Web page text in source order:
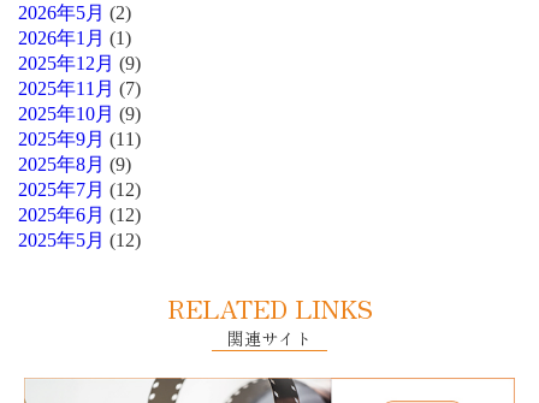
2026年5月 (2)
2026年1月 (1)
2025年12月 (9)
2025年11月 (7)
2025年10月 (9)
2025年9月 (11)
2025年8月 (9)
2025年7月 (12)
2025年6月 (12)
2025年5月 (12)
RELATED LINKS
関連サイト